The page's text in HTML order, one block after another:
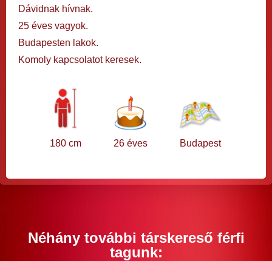
Dávidnak hívnak.
25 éves vagyok.
Budapesten lakok.
Komoly kapcsolatot keresek.
180 cm 26 éves Budapest
Néhány további társkereső férfi
tagunk: